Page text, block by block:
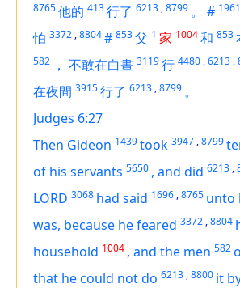
8765他的 413行了 6213 ,8799 。 # 1961
怕 3372 ,8804# 853父 1 家 1004和 853
582 ， 不敢在白晝 3119行 4480 ,6213 ,
在夜間 3915行了 6213 ,8799 。
Judges 6:27
Then Gideon 1439took 3947 ,8799
of his servants 5650 , and did 6213 ,
LORD 3068 had said 1696 ,8765 unto
was, because he feared 3372 ,8804
household 1004 , and the men 582
that he could not do 6213 ,8800 it